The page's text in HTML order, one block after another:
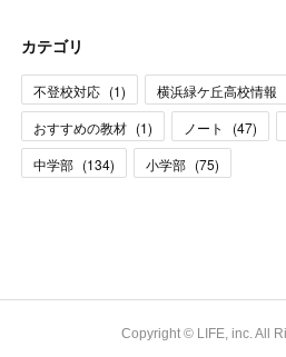
カテゴリ
不登校対応 (1) 横浜緑ケ丘高校情報
おすすめの教材 (1) ノート (47)
中学部 (134) 小学部 (75)
Copyright © LIFE, inc. All